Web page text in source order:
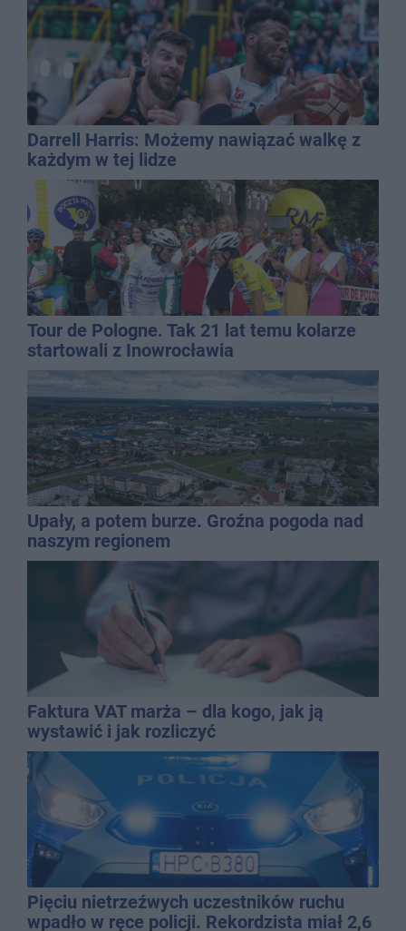
Darrell Harris: Możemy nawiązać walkę z
każdym w tej lidze
Tour de Pologne. Tak 21 lat temu kolarze
startowali z Inowrocławia
Upały, a potem burze. Groźna pogoda nad
naszym regionem
Faktura VAT marża – dla kogo, jak ją
wystawić i jak rozliczyć
Pięciu nietrzeźwych uczestników ruchu
wpadło w ręce policji. Rekordzista miał 2,6